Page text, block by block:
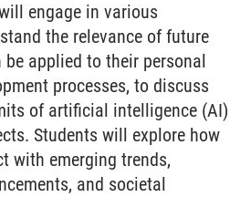
engage in various
the relevance of future
applied to their personal
processes, to discuss
of artificial intelligence (AI)
Students will explore how
with emerging trends,
and societal